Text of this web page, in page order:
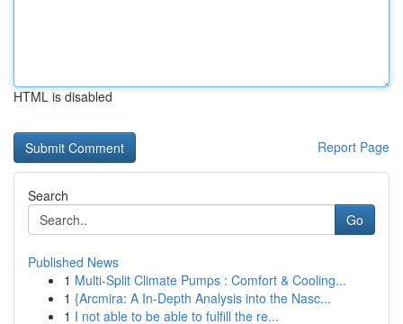
HTML is disabled
Report Page
Search
Go
Published News
1 Multi-Split Climate Pumps : Comfort & Cooling...
1 {Arcmira: A In-Depth Analysis into the Nasc...
1 I not able to be able to fulfill the re...